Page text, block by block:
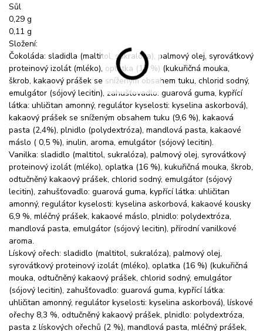
Sůl
0,29 g
0,11 g
Složení:
Čokoláda: sladidla (maltitol, sukralóza), palmový olej, syrovátkový
proteinový izolát (mléko), oplatka (17 %) (kukuřičná mouka,
škrob, kakaový prášek se sníženým obsahem tuku, chlorid sodný,
emulgátor (sójový lecitin), zahušťovadlo: guarová guma, kypřící
látka: uhličitan amonný, regulátor kyselosti: kyselina askorbová),
kakaový prášek se sníženým obsahem tuku (9,6 %), kakaová
pasta (2,4%), plnidlo (polydextróza), mandlová pasta, kakaové
máslo ( 0,5 %), inulin, aroma, emulgátor (sójový lecitin).
Vanilka: sladidlo (maltitol, sukralóza), palmový olej, syrovátkový
proteinový izolát (mléko), oplatka (16 %), kukuřičná mouka, škrob,
odtučněný kakaový prášek, chlorid sodný, emulgátor (sójový
lecitin), zahušťovadlo: guarová guma, kypřící látka: uhličitan
amonný, regulátor kyselosti: kyselina askorbová, kakaové kousky
6,9 %, mléčný prášek, kakaové máslo, plnidlo: polydextróza,
mandlová pasta, emulgátor (sójový lecitin), přírodní vanilkové
aroma.
Lískový ořech: sladidlo (maltitol, sukralóza), palmový olej,
syrovátkový proteinový izolát (mléko), oplatka (16 %) (kukuřičná
mouka, odtučněný kakaový prášek, chlorid sodný, emulgátor
(sójový lecitin), zahušťovadlo: guarová guma, kypřící látka:
uhličitan amonný, regulátor kyselosti: kyselina askorbová), lískové
ořechy 8,3 %, odtučněný kakaový prášek, plnidlo: polydextróza,
pasta z lískových ořechů (2 %), mandlová pasta, mléčný prášek,